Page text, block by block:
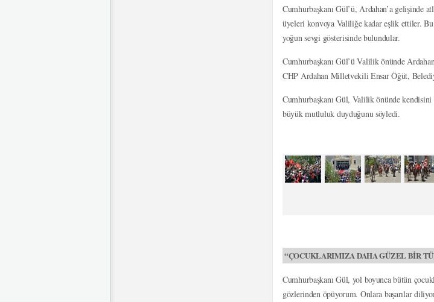
Cumhurbaşkanı Gül’ü, Ardahan’a gelişinde
üyeleri konvoya Valiliğe kadar eşlik ettiler. Bu
yoğun sevgi gösterisinde bulundular.
Cumhurbaşkanı Gül’ü Valilik önünde
CHP Ardahan Milletvekili Ensar Öğüt,
Cumhurbaşkanı Gül, Valilik önünde kendisini
büyük mutluluk duyduğunu söyledi.
“ÇOCUKLARIMIZA DAHA GÜZEL BİR
Cumhurbaşkanı Gül, yol boyunca bütün
gözlerinden öpüyorum. Onlara başarılar